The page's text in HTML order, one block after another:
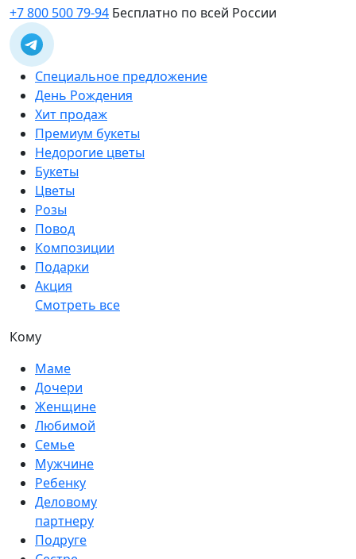
+7 800 500 79-94 Бесплатно по всей России
Специальное предложение
День Рождения
Хит продаж
Премиум букеты
Недорогие цветы
Букеты
Цветы
Розы
Повод
Композиции
Подарки
Акция
Смотреть все
Кому
Маме
Дочери
Женщине
Любимой
Семье
Мужчине
Ребенку
Деловому
партнеру
Подруге